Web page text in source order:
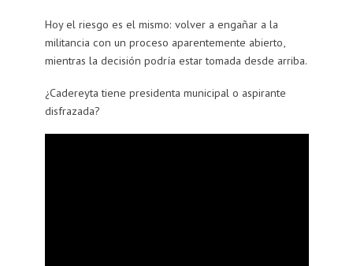
Hoy el riesgo es el mismo: volver a engañar a la
militancia con un proceso aparentemente abierto,
mientras la decisión podría estar tomada desde arriba.
¿Cadereyta tiene presidenta municipal o aspirante
disfrazada?